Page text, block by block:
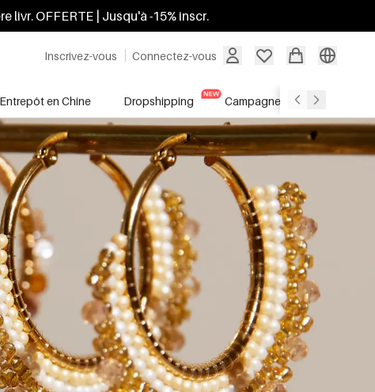
livr. OFFERTE | Jusqu'à -15% inscr.
Inscrivez-vous Connectez-vous
Entrepôt en Chine Dropshipping Campagnes Soldes